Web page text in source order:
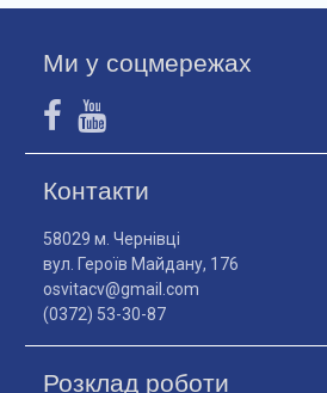
Ми у соцмережах
Контакти
58029 м. Чернівці
вул. Героїв Майдану, 176
osvitacv@gmail.com
(0372) 53-30-87
Розклад роботи